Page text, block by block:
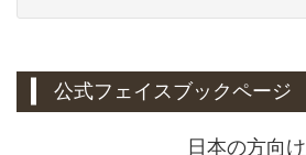
公式フェイスブックページ
日本の方向け